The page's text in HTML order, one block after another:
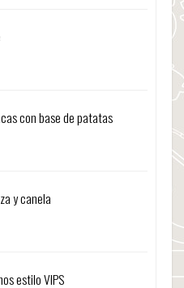
con base de patatas
y canela
estilo VIPS